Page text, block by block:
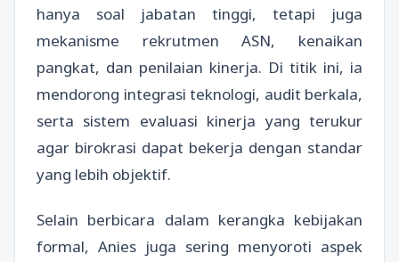
hanya soal jabatan tinggi, tetapi juga
mekanisme rekrutmen ASN, kenaikan
pangkat, dan penilaian kinerja. Di titik ini, ia
mendorong integrasi teknologi, audit berkala,
serta sistem evaluasi kinerja yang terukur
agar birokrasi dapat bekerja dengan standar
yang lebih objektif.
Selain berbicara dalam kerangka kebijakan
formal, Anies juga sering menyoroti aspek